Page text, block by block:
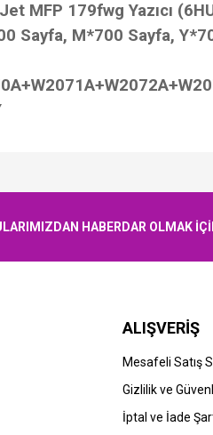
MFP 179fwg Yazıcı
Sayfa, M*700 Sayfa, Y
HABERDAR OLMAK
ALIŞVERİŞ
Mesafeli Satış
Gizlilik ve
İptal ve İade